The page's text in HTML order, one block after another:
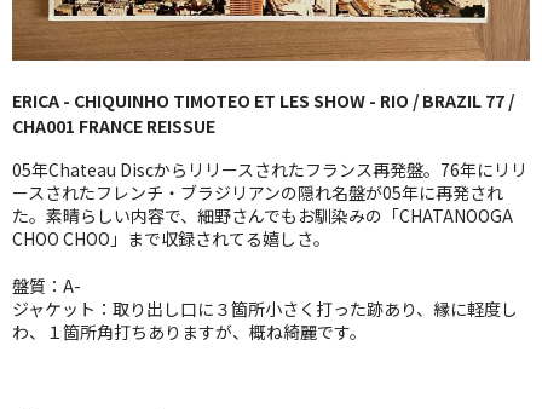
BLUE NOTE
JAZZ-JP
JAZZ-VOCAL
J-POP
ROCK
FOLK,SSW
ERICA - CHIQUINHO TIMOTEO ET LES SHOW - RIO / BRAZIL 77 /
CHA001 FRANCE REISSUE
05年Chateau Discからリリースされたフランス再発盤。76年にリリ
ースされたフレンチ・ブラジリアンの隠れ名盤が05年に再発され
た。素晴らしい内容で、細野さんでもお馴染みの「CHATANOOGA
CHOO CHOO」まで収録されてる嬉しさ。
盤質：A-
ジャケット：取り出し口に３箇所小さく打った跡あり、縁に軽度し
わ、１箇所角打ちありますが、概ね綺麗です。